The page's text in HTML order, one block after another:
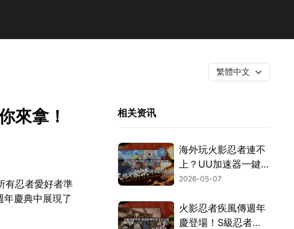
繁體中文
來拿！
有忍者愛好者準
慶典中展現了
相关资讯
海外玩火影忍者連不
上？UU加速器一鍵
搞定連線問題！
2026-05-07
火影忍者疾風傳週年
慶登場！S級忍者漩